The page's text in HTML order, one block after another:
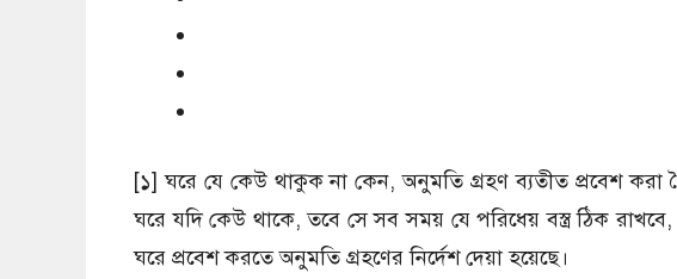
[১] ঘরে যে কেউ থাকুক না কেন, অনুমতি গ্রহণ ব্যতীত প্রবেশ করা
ঘরে যদি কেউ থাকে, তবে সে সব সময় যে পরিধেয় বস্ত্র ঠিক
ঘরে প্রবেশ করতে অনুমতি গ্রহণের নির্দেশ দেয়া হয়েছে।